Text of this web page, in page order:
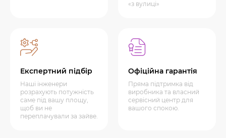
«з вулиці»
Експертний підбір
Наші інженери
розрахують потужність
саме під вашу площу,
щоб ви не
переплачували за зайве.
Офіційна гарантія
Пряма підтримка від
виробника та власний
сервісний центр для
вашого спокою.